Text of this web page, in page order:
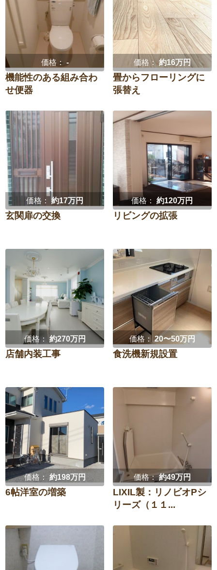
価格： -
機能性のある組み合わ
せ便器
価格：約16万円
畳からフローリングに
張替え
価格：約17万円
玄関扉の交換
価格：約120万円
リビングの拡張
価格： 約270万円
店舗内装工事
価格：20〜50万円
食洗機新規設置
価格： 約198万円
6帖洋室の増築
価格：約49万円
LIXIL製：リノビオPシ
リーズ（１１...